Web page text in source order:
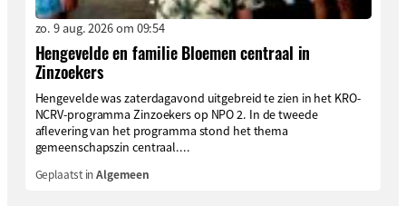
zo. 9 aug. 2026 om 09:54
Hengevelde en familie Bloemen centraal in
Zinzoekers
Hengevelde was zaterdagavond uitgebreid te zien in het KRO-
NCRV-programma Zinzoekers op NPO 2. In de tweede
aflevering van het programma stond het thema
gemeenschapszin centraal....
Geplaatst inAlgemeen